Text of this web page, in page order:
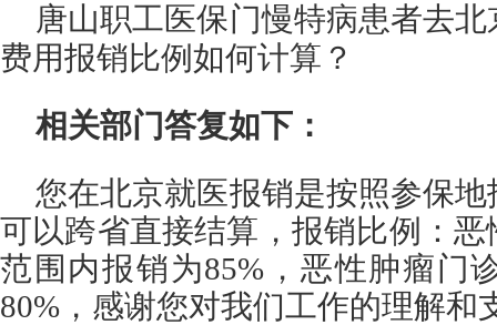
唐山职工医保门慢特病患者去
费用报销比例如何计算？
相关部门答复如下：
您在北京就医报销是按照参保
可以跨省直接结算，报销比例：
范围内报销为85%，恶性肿瘤门
80%，感谢您对我们工作的理解和